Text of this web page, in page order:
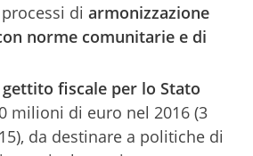
di armonizzazione
norme comunitarie e di
fiscale per lo Stato
milioni di euro nel 2016 (3
da destinare a politiche di